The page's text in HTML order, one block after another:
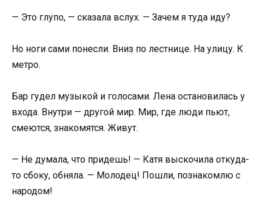
— Это глупо, — сказала вслух. — Зачем я туда иду?
Но ноги сами понесли. Вниз по лестнице. На улицу. К
метро.
Бар гудел музыкой и голосами. Лена остановилась у
входа. Внутри — другой мир. Мир, где люди пьют,
смеются, знакомятся. Живут.
— Не думала, что придешь! — Катя выскочила откуда-
то сбоку, обняла. — Молодец! Пошли, познакомлю с
народом!